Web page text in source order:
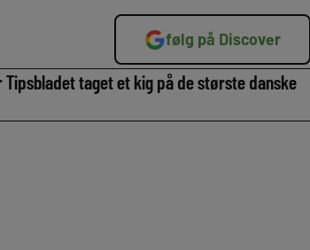
følg på Discover
taget et kig på de største danske